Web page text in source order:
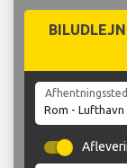
Afhentningssted